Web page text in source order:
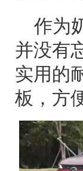
作为
并没有
实用的
板，方